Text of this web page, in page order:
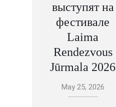
выступят на
фестивале
Laima
Rendezvous
Jūrmala 2026
May 25, 2026